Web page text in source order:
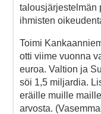
talousjärjestelmän
ihmisten
Toimi
otti viime vuonna
euroa. Valtion ja
söi 1,5 miljardia.
eräille muille
arvosta.